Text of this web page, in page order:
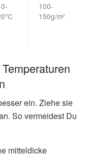
100-
150g/m²
ein. Ziehe sie
So vermeidest Du
mitteldicke